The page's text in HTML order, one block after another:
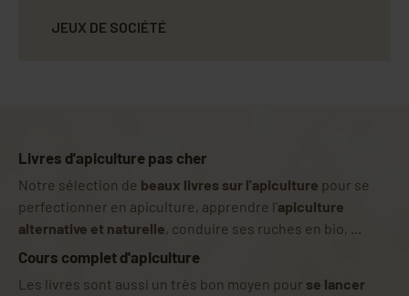
JEUX DE SOCIÉTÉ
Livres d'apiculture pas cher
Notre sélection de beaux livres sur l'apiculture pour se
perfectionner en apiculture, apprendre l'apiculture
alternative et naturelle, conduire ses ruches en bio, ...
Cours complet d'apiculture
Les livres sont aussi un très bon moyen pour se lancer